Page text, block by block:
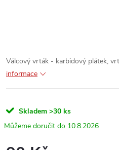
Válcový vrták - karbidový plátek,
informace
Skladem >30 ks
10.8.2026